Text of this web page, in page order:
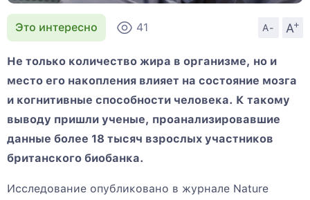
Это интересно 41 A- A
+
Не только количество жира в организме, но и
место его накопления влияет на состояние мозга
и когнитивные способности человека. К такому
выводу пришли ученые, проанализировавшие
данные более 18 тысяч взрослых участников
британского биобанка.
Исследование опубликовано в журнале Nature